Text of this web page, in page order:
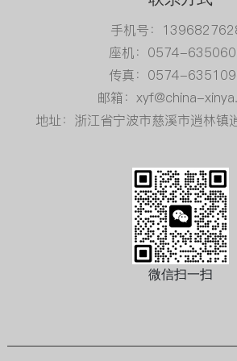
手机号：
座机：0574-
传真：0574-
邮箱：xyf@china-
地址：浙江省宁波市慈溪市逍林镇
微信扫一扫